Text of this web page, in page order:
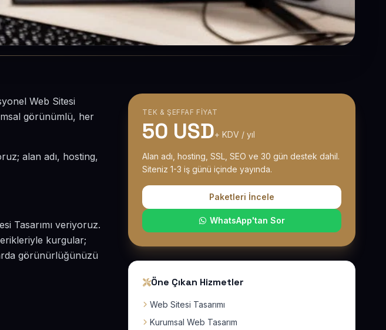
Web Sitesi
görünümlü, her
alan adı, hosting,
Tasarımı veriyoruz.
kurgular;
görünürlüğünüzü
TEK & ŞEFFAF FIYAT
50 USD+ KDV / yıl
Alan adı, hosting, SSL, SEO ve 30 gün destek dahil.
Siteniz 1-3 iş günü içinde yayında.
Paketleri İncele
WhatsApp'tan Sor
Öne Çıkan Hizmetler
Web Sitesi Tasarımı
Kurumsal Web Tasarım